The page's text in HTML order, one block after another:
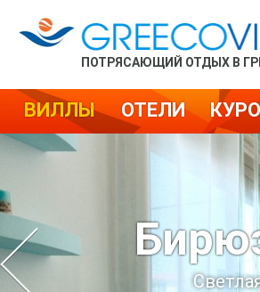
ПОТРЯСАЮЩИЙ ОТДЫХ В
ВИЛЛЫ ОТЕЛИ
Скидка
на